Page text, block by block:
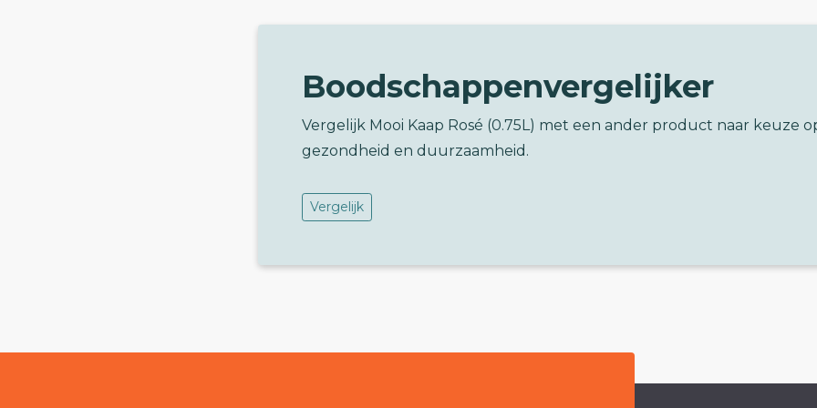
Boodschappenvergelijker
Vergelijk Mooi Kaap Rosé (0.75L) met een ander product naar keuze
gezondheid en duurzaamheid.
Vergelijk